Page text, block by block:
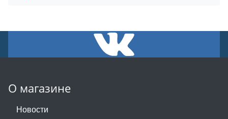
О магазине
Новости